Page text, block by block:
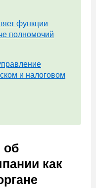
функции
полномочий
и налоговом
об
как